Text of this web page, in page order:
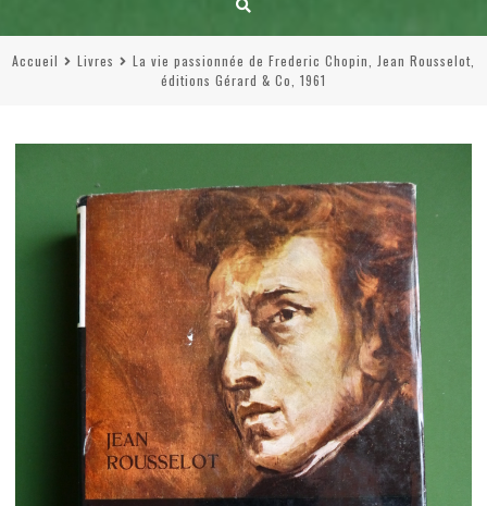
Accueil Livres
La vie passionnée de Frederic Chopin, Jean Rousselot,
éditions Gérard & Co, 1961